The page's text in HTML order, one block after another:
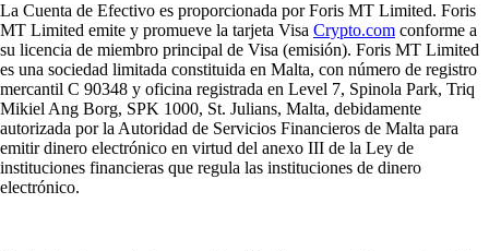
La Cuenta de Efectivo es proporcionada por Foris MT Limited. Foris
MT Limited emite y promueve la tarjeta Visa Crypto.com conforme a
su licencia de miembro principal de Visa (emisión). Foris MT Limited
es una sociedad limitada constituida en Malta, con número de registro
mercantil C 90348 y oficina registrada en Level 7, Spinola Park, Triq
Mikiel Ang Borg, SPK 1000, St. Julians, Malta, debidamente
autorizada por la Autoridad de Servicios Financieros de Malta para
emitir dinero electrónico en virtud del anexo III de la Ley de
instituciones financieras que regula las instituciones de dinero
electrónico.